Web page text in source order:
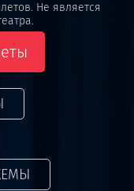
Не является